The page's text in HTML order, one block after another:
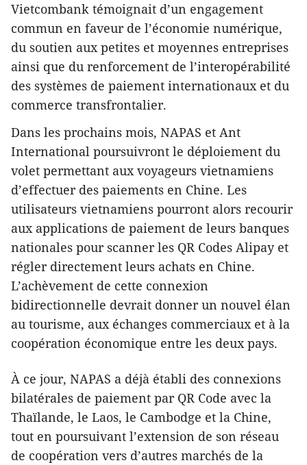
Vietcombank témoignait d’un engagement
commun en faveur de l’économie numérique,
du soutien aux petites et moyennes entreprises
ainsi que du renforcement de l’interopérabilité
des systèmes de paiement internationaux et du
commerce transfrontalier.
Dans les prochains mois, NAPAS et Ant
International poursuivront le déploiement du
volet permettant aux voyageurs vietnamiens
d’effectuer des paiements en Chine. Les
utilisateurs vietnamiens pourront alors recourir
aux applications de paiement de leurs banques
nationales pour scanner les QR Codes Alipay et
régler directement leurs achats en Chine.
L’achèvement de cette connexion
bidirectionnelle devrait donner un nouvel élan
au tourisme, aux échanges commerciaux et à la
coopération économique entre les deux pays.
À ce jour, NAPAS a déjà établi des connexions
bilatérales de paiement par QR Code avec la
Thaïlande, le Laos, le Cambodge et la Chine,
tout en poursuivant l’extension de son réseau
de coopération vers d’autres marchés de la